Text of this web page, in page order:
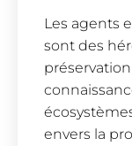
Les agents
sont des
envers la